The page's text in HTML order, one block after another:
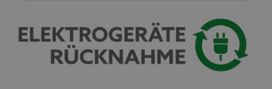
apay-session-set
Amazon.com Inc.
www.kirstein.de
Política de Privacidad de Google